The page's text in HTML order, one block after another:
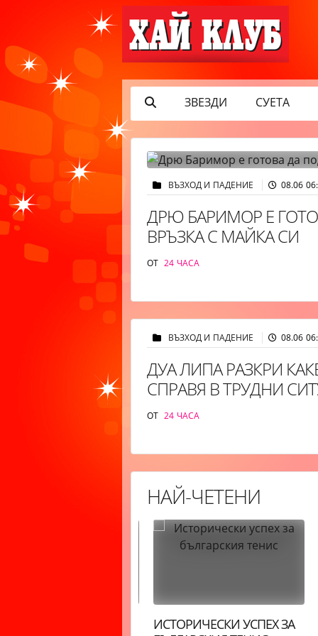
ЗВЕЗДИ СУЕТА
ВЪЗХОД И ПАДЕНИЕ 08.06
ДРЮ БАРИМОР Е
ВРЪЗКА С МАЙКА СИ
ОТ 24 ЧАСА
ВЪЗХОД И ПАДЕНИЕ 08.06
ДУА ЛИПА РАЗКРИ
СПРАВЯ В ТРУДНИ
ОТ 24 ЧАСА
НАЙ-ЧЕТЕНИ
ИСТОРИЧЕСКИ УСПЕХ ЗА